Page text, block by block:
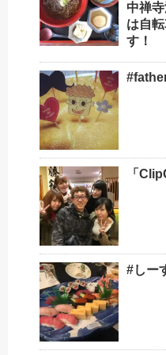
中禅
は自
す！
「
#しー